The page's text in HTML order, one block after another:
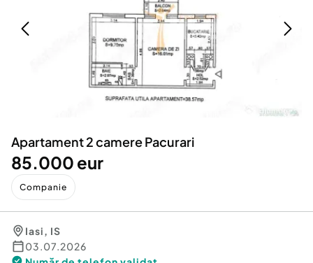
Servicii
Animale de companie
Afaceri și echipamente profesionale
Inchiriere Bunuri si Vehicule
Utilaje agricole si industriale
Piese auto si accesorii
Apartament 2 camere Pacurari
85.000 eur
Companie
Iasi, IS
03.07.2026